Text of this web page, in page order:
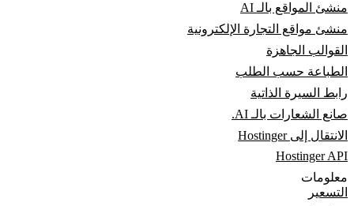
منشئ المواقع بالـ AI
منشئ مواقع التجارة الإلكترونية
القوالب الجاهزة
الطباعة حسب الطلب
رابط السيرة الذاتية
صانع الشعارات بالـ AI.
الانتقال إلى Hostinger
Hostinger API
معلومات
التسعير